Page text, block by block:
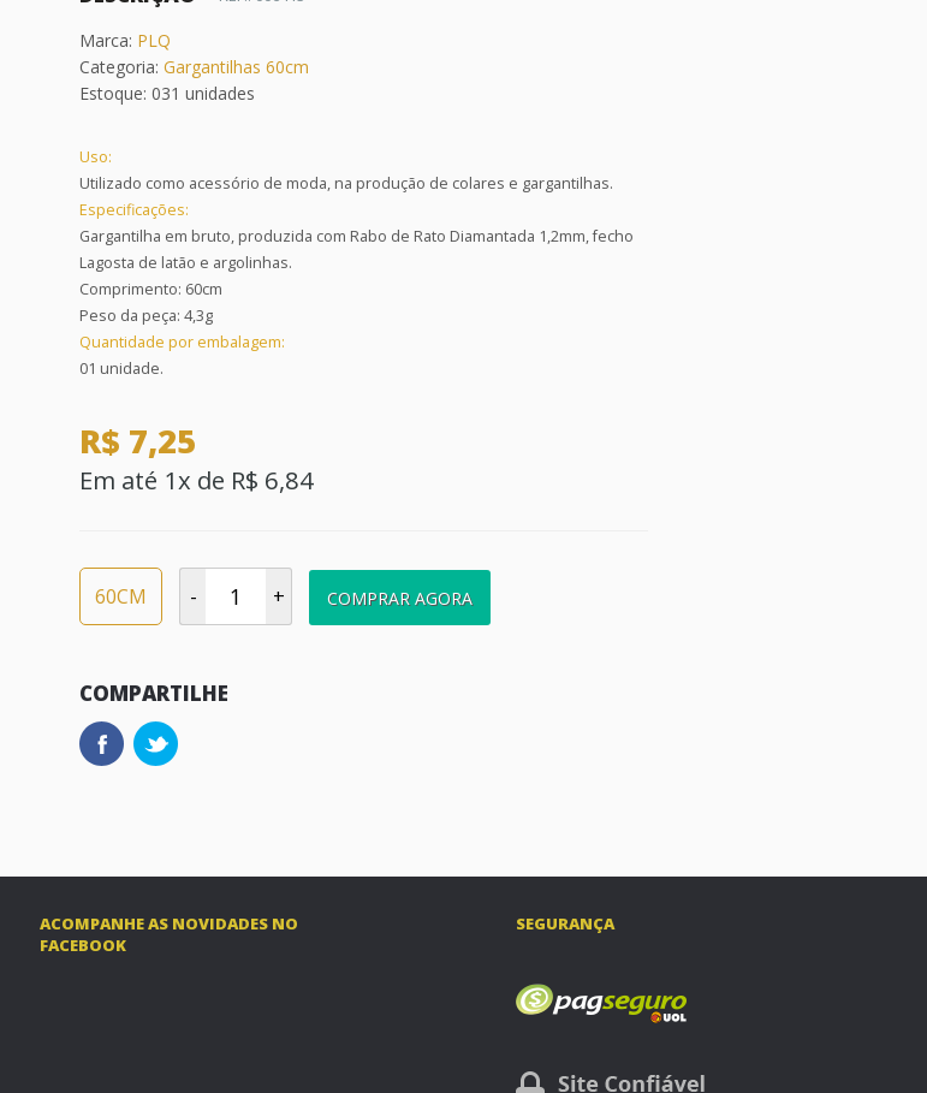
Marca: PLQ
Categoria: Gargantilhas 60cm
Estoque: 031 unidades
Uso:
Utilizado como acessório de moda, na produção de colares e gargantilhas.
Especificações:
Gargantilha em bruto, produzida com Rabo de Rato Diamantada 1,2mm, fecho
Lagosta de latão e argolinhas.
Comprimento: 60cm
Peso da peça: 4,3g
Quantidade por embalagem:
01 unidade.
R$ 7,25
Em até 1x de R$ 6,84
60CM - + COMPRAR AGORA
COMPARTILHE
ACOMPANHE AS NOVIDADES NO
FACEBOOK
SEGURANÇA